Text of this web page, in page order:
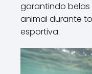
garantindo
animal durante
esportiva.